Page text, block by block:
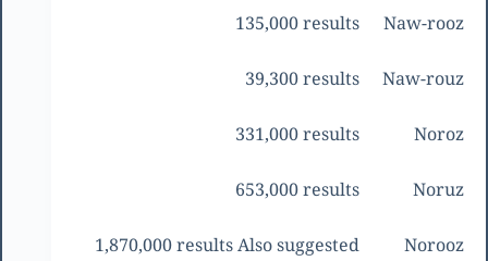
Naw-rooz
135,000 results
Naw-rouz
39,300 results
Noroz
331,000 results
Noruz
653,000 results
Norooz
1,870,000 results Also suggested